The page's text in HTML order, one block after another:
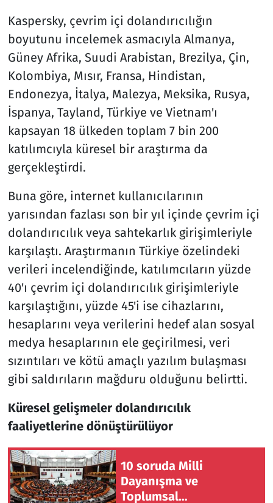
Kaspersky, çevrim içi dolandırıcılığın
boyutunu incelemek asmacıyla Almanya,
Güney Afrika, Suudi Arabistan, Brezilya, Çin,
Kolombiya, Mısır, Fransa, Hindistan,
Endonezya, İtalya, Malezya, Meksika, Rusya,
İspanya, Tayland, Türkiye ve Vietnam'ı
kapsayan 18 ülkeden toplam 7 bin 200
katılımcıyla küresel bir araştırma da
gerçekleştirdi.
Buna göre, internet kullanıcılarının
yarısından fazlası son bir yıl içinde çevrim içi
dolandırıcılık veya sahtekarlık girişimleriyle
karşılaştı. Araştırmanın Türkiye özelindeki
verileri incelendiğinde, katılımcıların yüzde
40'ı çevrim içi dolandırıcılık girişimleriyle
karşılaştığını, yüzde 45'i ise cihazlarını,
hesaplarını veya verilerini hedef alan sosyal
medya hesaplarının ele geçirilmesi, veri
sızıntıları ve kötü amaçlı yazılım bulaşması
gibi saldırıların mağduru olduğunu belirtti.
Küresel gelişmeler dolandırıcılık
faaliyetlerine dönüştürülüyor
10 soruda Milli
Dayanışma ve
Toplumsal